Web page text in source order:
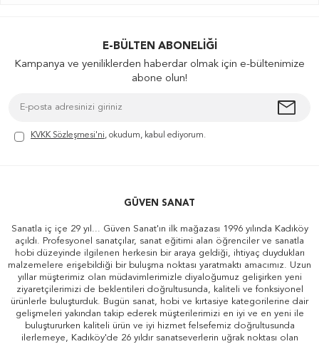
E-BÜLTEN ABONELIĞI
Kampanya ve yeniliklerden haberdar olmak için e-bültenimize
abone olun!
KVKK Sözleşmesi'ni, okudum, kabul ediyorum.
GÜVEN SANAT
Sanatla iç içe 29 yıl... Güven Sanat'ın ilk mağazası 1996 yılında Kadıköy
açıldı. Profesyonel sanatçılar, sanat eğitimi alan öğrenciler ve sanatla
hobi düzeyinde ilgilenen herkesin bir araya geldiği, ihtiyaç duydukları
malzemelere erişebildiği bir buluşma noktası yaratmaktı amacımız. Uzun
yıllar müşterimiz olan müdavimlerimizle diyaloğumuz gelişirken yeni
ziyaretçilerimizi de beklentileri doğrultusunda, kaliteli ve fonksiyonel
ürünlerle buluşturduk. Bugün sanat, hobi ve kırtasiye kategorilerine dair
gelişmeleri yakından takip ederek müşterilerimizi en iyi ve en yeni ile
buluştururken kaliteli ürün ve iyi hizmet felsefemiz doğrultusunda
ilerlemeye, Kadıköy'de 26 yıldır sanatseverlerin uğrak noktası olan